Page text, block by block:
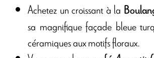
Achetez un croissant à la
sa magnifique façade bleue
céramiques aux motifs floraux.